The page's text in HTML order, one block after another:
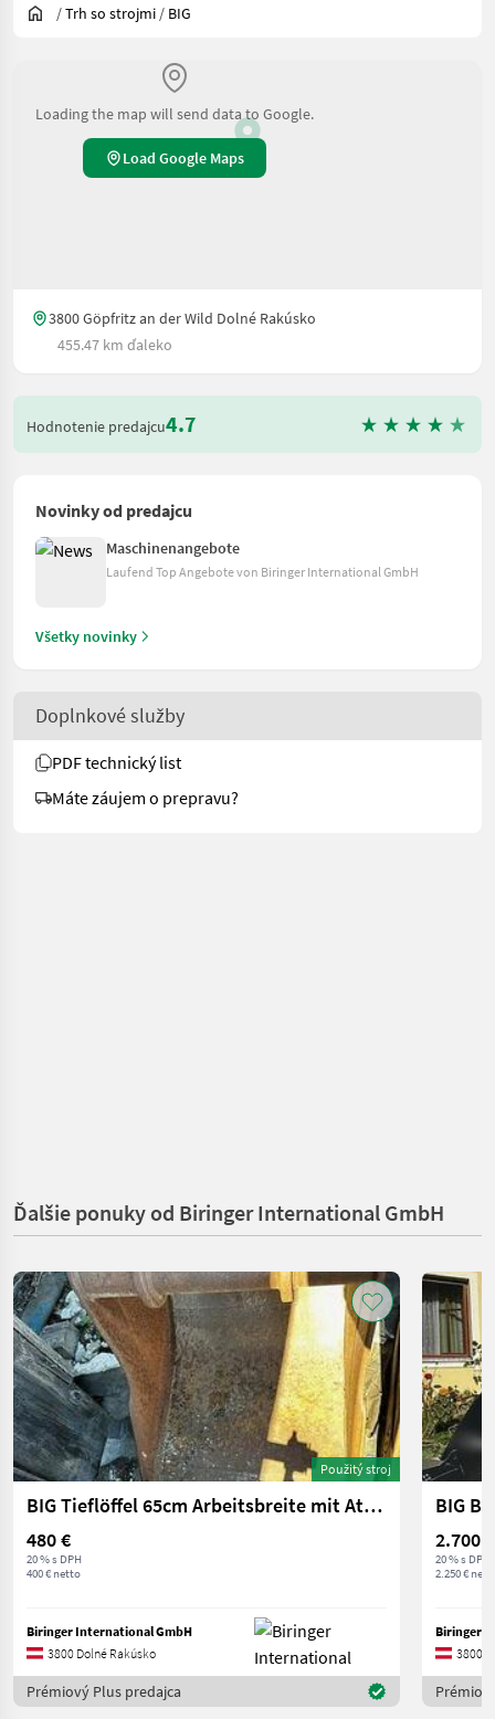
/Trh so strojmi / BIG
Loading the map will send data to Google.
Load Google Maps
3800 Göpfritz an der Wild Dolné Rakúsko
455.47 km ďaleko
Hodnotenie predajcu4.7
Novinky od predajcu
Maschinenangebote
Laufend Top Angebote von Biringer International GmbH
Všetky novinky
Doplnkové služby
PDF technický list
Máte záujem o prepravu?
Ďalšie ponuky od Biringer International GmbH
Použitý stroj
BIG Tieflöffel 65cm Arbeitsbreite mit Atlas Aufnahme
480 €
20 % s DPH
400 € netto
Biringer International GmbH
3800 Dolné Rakúsko
Prémiový Plus predajca
2.700 €
20 % s DPH
2.250 €
Biringer
3800